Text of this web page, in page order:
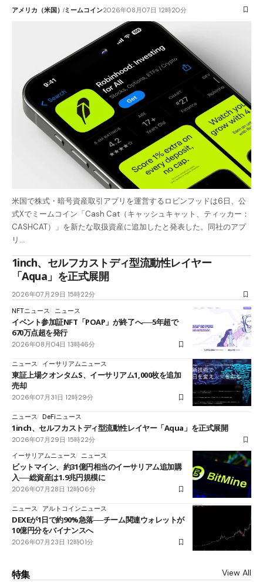
アメリカ（米国）ミームコイン2026年08月07日 12時20分
米国で株式・暗号資産取引アプリを運営するロビンフッドは6日、公
式Xでミームコイン「Cash Cat（キャッシュキャット、ティッカー：
CASHCAT）」を新たな取扱資産に追加したと発表した。同社のアプ
リ…
1inch、セルフカストディ型流動性レイヤー
「Aqua」を正式展開
2026年07月29日 15時22分
NFTニュース
ニュース
イベント参加証NFT「POAP」が終了へ──5年超で
670万点超を発行
2026年08月04日 13時46分
ニュース イーサリアムニュース
東証上場クオンタムS、イーサリアム1,000枚を追加
売却
2026年07月31日 12時29分
ニュース DeFiニュース
1inch、セルフカストディ型流動性レイヤー「Aqua」を正式展開
2026年07月29日 15時22分
イーサリアムニュース
ニュース
ビットマイン、約31億円相当のイーサリアム追加購
入──総資産は1.9兆円規模に
2026年07月28日 12時06分
ニュース アルトコインニュース
DEXEが1日で約90%急落──チーム関連ウォレットが
10億円分をバイナンスへ
2026年07月23日 12時01分
特集 View All